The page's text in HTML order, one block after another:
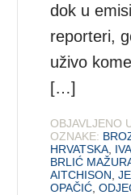
dok u
reporteri,
uživo
[…]
OBJAVLJENO
OZNAKE:
HRVATSKA
BRLIĆ
AITCHISON ,
OPAČIĆ ,